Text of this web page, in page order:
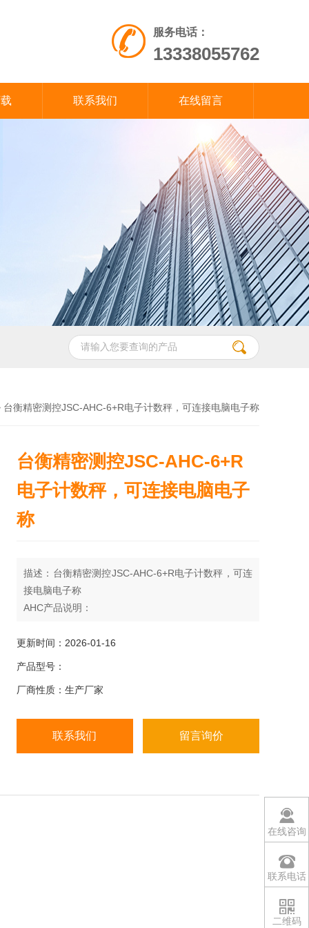
服务电话：
13338055762
联系我们 在线留言
台衡精密测控JSC-AHC-6+R电子计数秤，可连接电脑电子称
台衡精密测控JSC-AHC-6+R
电子计数秤，可连接电脑电子
称
描述：台衡精密测控JSC-AHC-6+R电子计数秤，可连
接电脑电子称
AHC产品说明：
操作系统:· 单片机
显示:· 20mm数字LCD显示，附白色LED背光
外观:· ABS塑料薄膜
更新时间：2026-01-16
产品型号：
厂商性质：生产厂家
联系我们 留言询价
在线咨询
联系电话
二维码